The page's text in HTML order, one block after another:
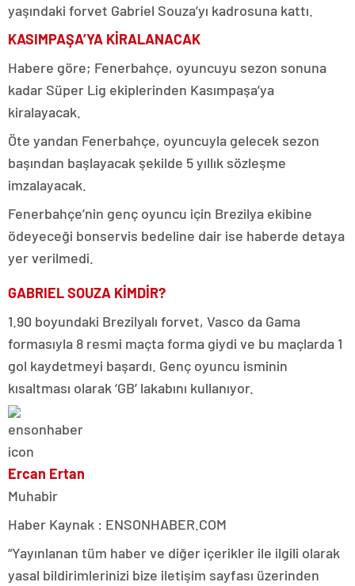
yaşındaki forvet Gabriel Souza’yı kadrosuna kattı.
KASIMPAŞA’YA KİRALANACAK
Habere göre; Fenerbahçe, oyuncuyu sezon sonuna
kadar Süper Lig ekiplerinden Kasımpaşa’ya
kiralayacak.
Öte yandan Fenerbahçe, oyuncuyla gelecek sezon
başından başlayacak şekilde 5 yıllık sözleşme
imzalayacak.
Fenerbahçe’nin genç oyuncu için Brezilya ekibine
ödeyeceği bonservis bedeline dair ise haberde detaya
yer verilmedi.
GABRIEL SOUZA KİMDİR?
1.90 boyundaki Brezilyalı forvet, Vasco da Gama
formasıyla 8 resmi maçta forma giydi ve bu maçlarda 1
gol kaydetmeyi başardı. Genç oyuncu isminin
kısaltması olarak ‘GB’ lakabını kullanıyor.
Ercan Ertan
Muhabir
Haber Kaynak : ENSONHABER.COM
“Yayınlanan tüm haber ve diğer içerikler ile ilgili olarak
yasal bildirimlerinizi bize iletişim sayfası üzerinden